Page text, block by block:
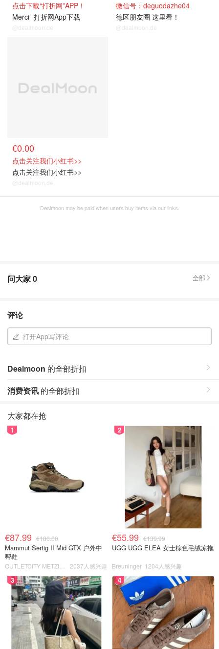
点击下载“打折网”APP！
Merci 打折网App下载
@dealmoon.de
微信号：deguodazhe04
德区朋友圈 这里看！
@dealmoon.de
€0.00
点击关注我们小红书>>
点击关注我们小红书>>
@dealmoon.de
Dealmoon may be paid when users buy items via our links.
问大家0 全部
评论
打开App写评论
Dealmoon 的全部折扣
消费资讯 的全部折扣
大家都在抢
1
€87.99 €180.00
Mammut Sertig II Mid GTX 户外中
帮鞋
2037人感兴趣
2
€55.99 €139.99
UGG UGG ELEA 女士棕色毛绒凉拖
Breuninger 1204人感兴趣
3 4